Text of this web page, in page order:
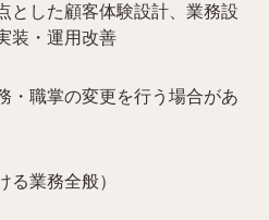
とした顧客体験設計、業務設
装・運用改善
・職掌の変更を行う場合があ
る業務全般）